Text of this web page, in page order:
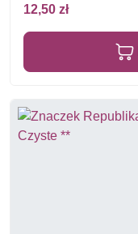
12,50 zł